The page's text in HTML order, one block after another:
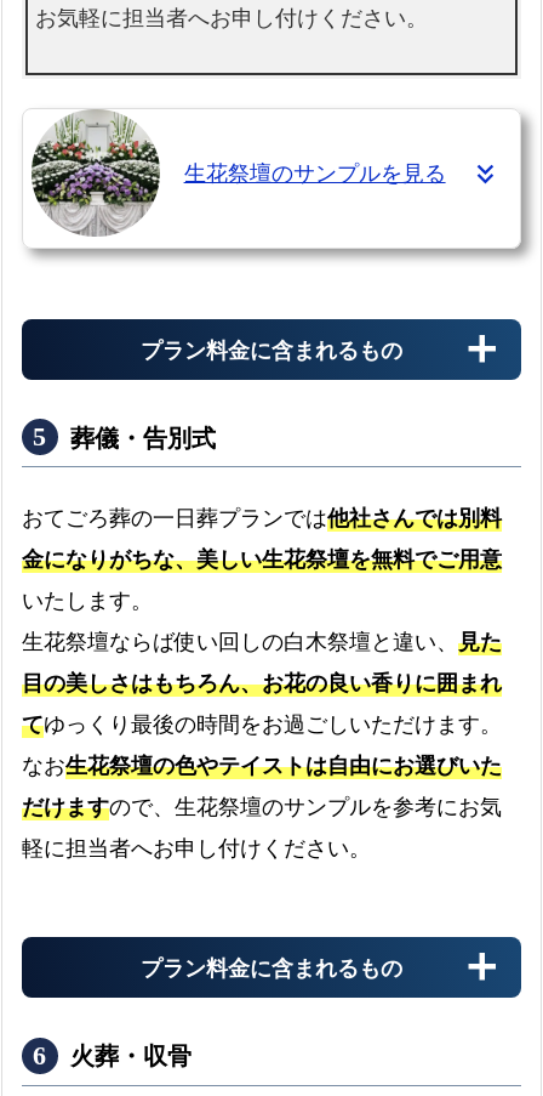
お気軽に担当者へお申し付けください。
生花祭壇のサンプルを見る
プラン料金に含まれるもの
生花祭壇
司会者
お葬式の司会をします
お通夜の会館使用料も無料です
葬儀・告別式
おてごろ葬の一日葬プランでは他社さんでは別料
金になりがちな、美しい生花祭壇を無料でご用意
いたします。
生花祭壇ならば使い回しの白木祭壇と違い、 見た
目の美しさはもちろん、お花の良い香りに囲まれ
てゆっくり最後の時間をお過ごしいただけます。
なお生花祭壇の色やテイストは自由にお選びいた
だけますので、生花祭壇のサンプルを参考にお気
軽に担当者へお申し付けください。
プラン料金に含まれるもの
火葬・収骨